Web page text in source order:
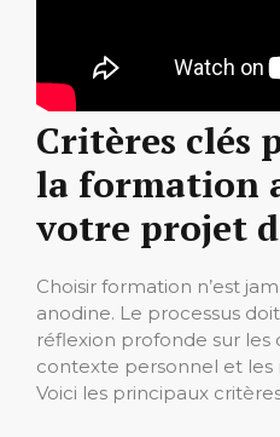
Critères clés
la formation
votre projet
Choisir formation n’est
anodine. Le processus
réflexion profonde sur les
contexte personnel et les
Voici les principaux